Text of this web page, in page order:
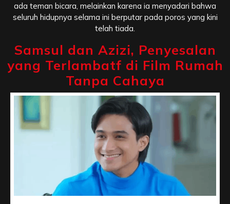
ada teman bicara, melainkan karena ia menyadari bahwa
seluruh hidupnya selama ini berputar pada poros yang kini
telah tiada.
Samsul dan Azizi, Penyesalan
yang Terlambatf di Film Rumah
Tanpa Cahaya